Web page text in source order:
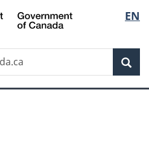
Passer
au
principal
Passer
à
Au
du
Passer
à
version
simplifiée
de
la
EN